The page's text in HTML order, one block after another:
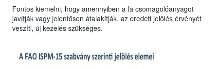
Fontos kiemelni, hogy amennyiben a fa csomagolóanyagot
javítják vagy jelentősen átalakítják, az eredeti jelölés érvényét
veszíti, új kezelés szükséges.